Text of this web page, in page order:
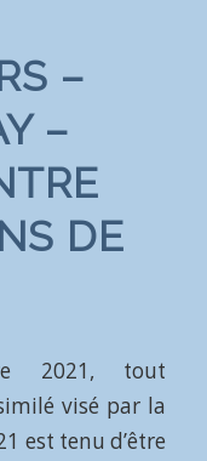
–
–
DE
2021, tout
visé par la
est tenu d’être